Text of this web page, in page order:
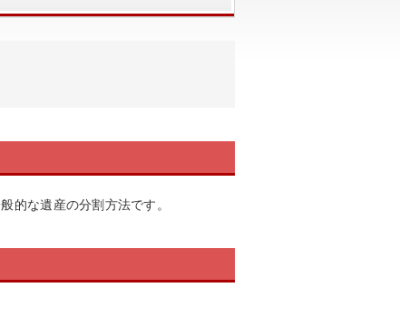
的な遺産の分割方法です。